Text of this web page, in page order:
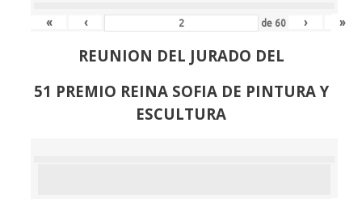
« ‹ de 60 › »
REUNION DEL JURADO DEL
51 PREMIO REINA SOFIA DE PINTURA Y
ESCULTURA